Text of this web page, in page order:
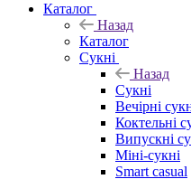
Каталог
Назад
Каталог
Сукні
Назад
Сукні
Вечірні
Коктельні
Випускні
Міні-сукні
Smart casual